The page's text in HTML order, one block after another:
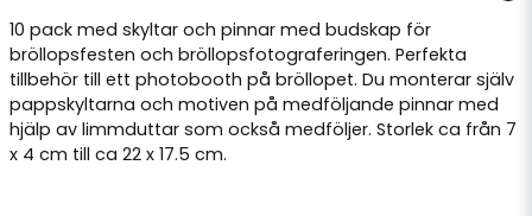
10 pack med skyltar och pinnar med budskap för
bröllopsfesten och bröllopsfotograferingen. Perfekta
tillbehör till ett photobooth på bröllopet. Du monterar själv
pappskyltarna och motiven på medföljande pinnar med
hjälp av limmduttar som också medföljer. Storlek ca från 7
x 4 cm till ca 22 x 17.5 cm.